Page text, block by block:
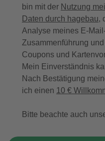
bin mit der Nutzung
Daten durch hagebau,
Analyse meines E-
Zusammenführung
Coupons und
Mein Einverständnis
Nach Bestätigung
ich einen 10 €
Bitte beachte auch